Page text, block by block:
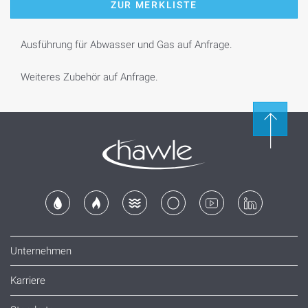
ZUR MERKLISTE
Ausführung für Abwasser und Gas auf Anfrage.
Weiteres Zubehör auf Anfrage.
Unternehmen
Karriere